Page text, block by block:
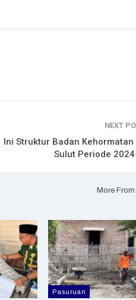
NEXT
Ini Struktur Badan Kehormatan
Sulut Periode
More
Pasuruan